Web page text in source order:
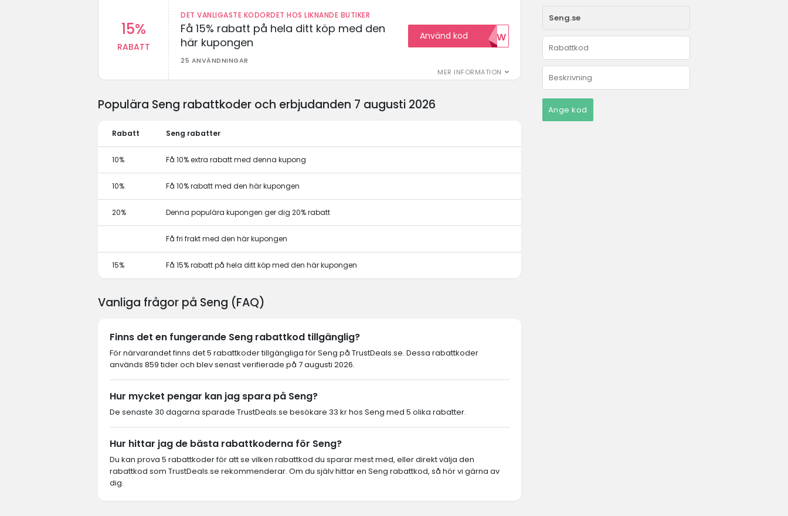
15%
RABATT
DET VANLIGASTE KODORDET HOS LIKNANDE BUTIKER
Få 15% rabatt på hela ditt köp med den
här kupongen
25 ANVÄNDNINGAR
MER INFORMATION
Använd kod 15NOW
Ange kod
Populära Seng rabattkoder och erbjudanden 7 augusti 2026
Rabatt Seng rabatter
10% Få 10% extra rabatt med denna kupong
10% Få 10% rabatt med den här kupongen
20% Denna populära kupongen ger dig 20% rabatt
Få fri frakt med den här kupongen
15% Få 15% rabatt på hela ditt köp med den här kupongen
Vanliga frågor på Seng (FAQ)
Finns det en fungerande Seng rabattkod tillgänglig?
För närvarandet finns det 5 rabattkoder tillgängliga för Seng på TrustDeals.se. Dessa rabattkoder
används 859 tider och blev senast verifierade på 7 augusti 2026.
Hur mycket pengar kan jag spara på Seng?
De senaste 30 dagarna sparade TrustDeals.se besökare 33 kr hos Seng med 5 olika rabatter.
Hur hittar jag de bästa rabattkoderna för Seng?
Du kan prova 5 rabattkoder för att se vilken rabattkod du sparar mest med, eller direkt välja den
rabattkod som TrustDeals.se rekommenderar. Om du själv hittar en Seng rabattkod, så hör vi gärna av
dig.